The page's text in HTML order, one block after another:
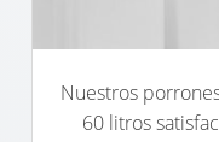
Nuestros
60 litros